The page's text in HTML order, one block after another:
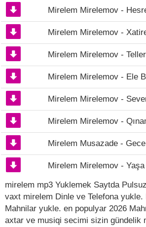
Mirelem Mirelemov -
Mirelem Mirelemov -
Mirelem Mirelemov - Teller
Mirelem Mirelemov - Ele
Mirelem Mirelemov -
Mirelem Mirelemov -
Mirelem Musazade -
Mirelem Mirelemov - Yaşa
mirelem mp3 Yuklemek Saytda
vaxt mirelem Dinle ve Telefona yukle.
Mahnilar yukle. en populyar 2026
axtar ve musiqi secimi sizin gündelik